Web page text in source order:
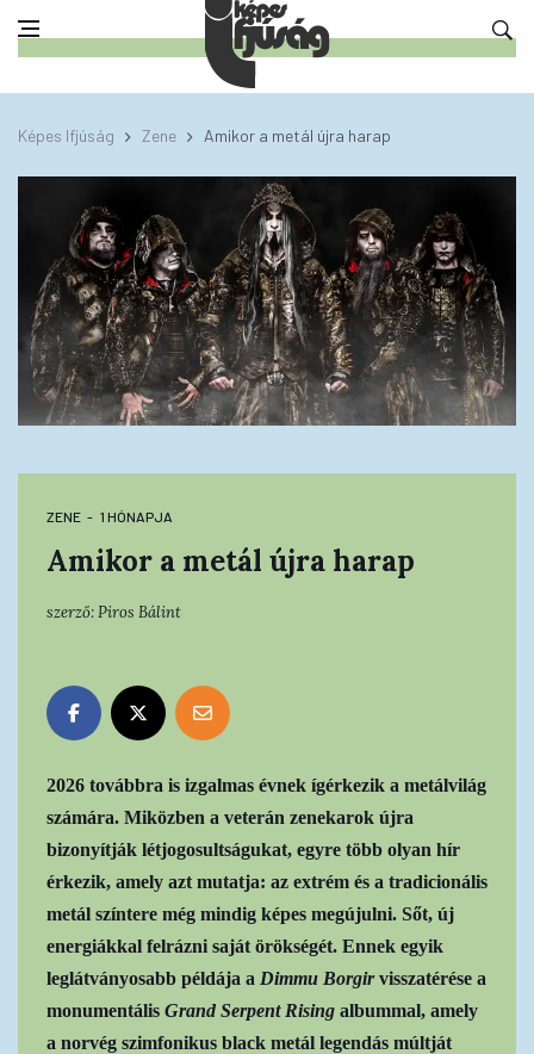
Képes Ifjúság Zene Amikor a metál újra harap
ZENE 1 HÓNAPJA
Amikor a metál újra harap
szerző:Piros Bálint
2026 továbbra is izgalmas évnek ígérkezik a metálvilág
számára. Miközben a veterán zenekarok újra
bizonyítják létjogosultságukat, egyre több olyan hír
érkezik, amely azt mutatja: az extrém és a tradicionális
metál színtere még mindig képes megújulni. Sőt, új
energiákkal felrázni saját örökségét. Ennek egyik
leglátványosabb példája a Dimmu Borgirvisszatérése a
monumentális Grand Serpent Rising albummal, amely
a norvég szimfonikus black metál legendás múltját